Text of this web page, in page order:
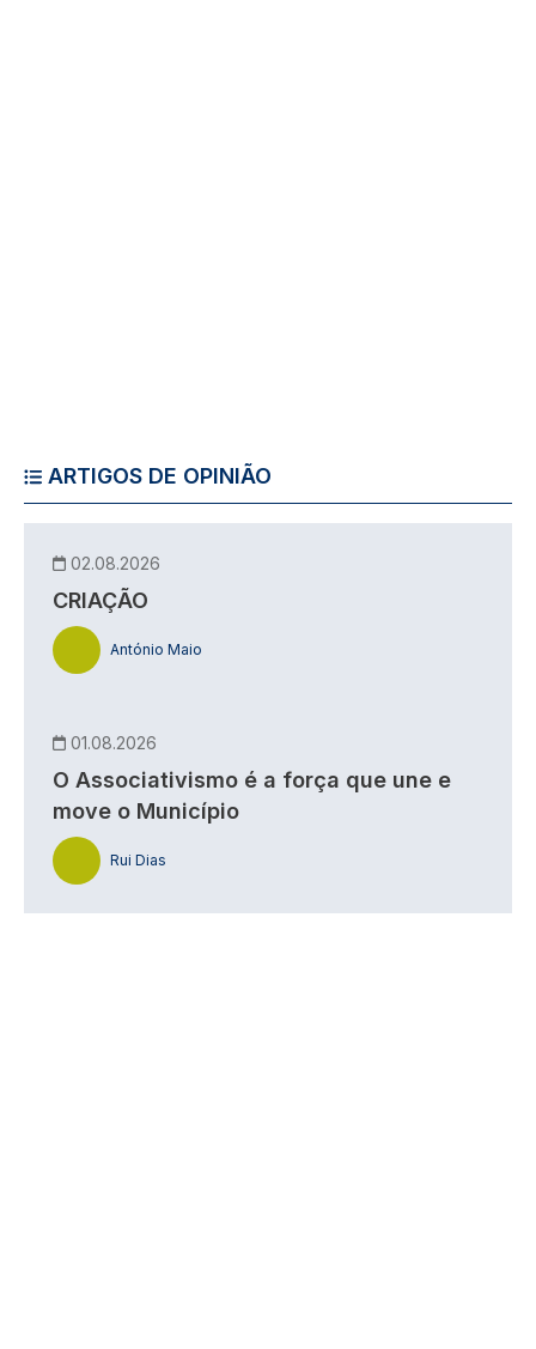
ARTIGOS DE OPINIÃO
02.08.2026
CRIAÇÃO
António Maio
01.08.2026
O Associativismo é a força que une e
move o Município
Rui Dias